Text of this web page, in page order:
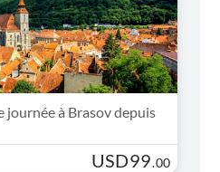
journée à Brasov depuis
USD99.00